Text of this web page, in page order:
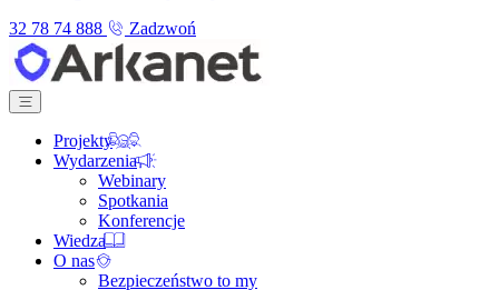
32 78 74 888
Zadzwoń
Projekty
Wydarzenia
Webinary
Spotkania
Konferencje
Wiedza
O nas
Bezpieczeństwo to my